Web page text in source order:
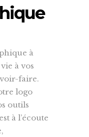
à
à vos
faire.
logo
outils
à l’écoute